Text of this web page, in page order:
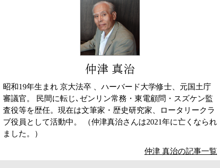
仲津 真治
昭和19年生まれ 京大法卒 、ハーバード大学修士、元国土庁
審議官。 民間に転じ､ゼンリン常務・東電顧問・スズケン監
査役等を歴任。現在は文筆家・歴史研究家、ロータリークラ
ブ役員として活動中。 （仲津真治さんは2021年に亡くなられ
ました。）
仲津 真治の記事一覧